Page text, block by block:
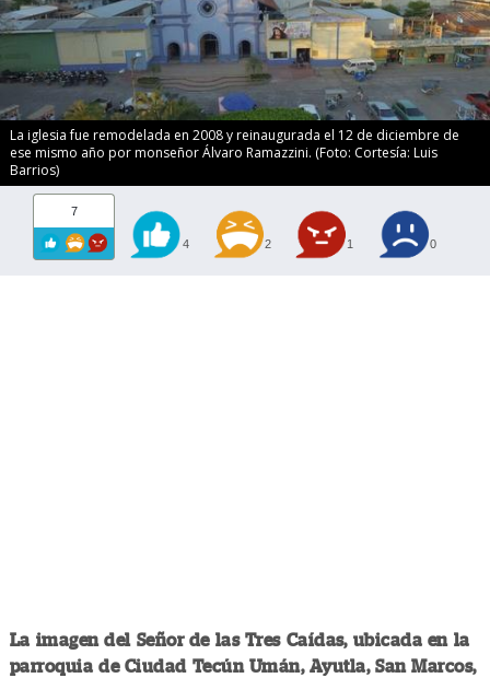
La iglesia fue remodelada en 2008 y reinaugurada el 12 de diciembre de
ese mismo año por monseñor Álvaro Ramazzini. (Foto: Cortesía: Luis
Barrios)
7
4 2 1 0
La imagen del Señor de las Tres Caídas, ubicada en la
parroquia de Ciudad Tecún Umán, Ayutla, San Marcos,